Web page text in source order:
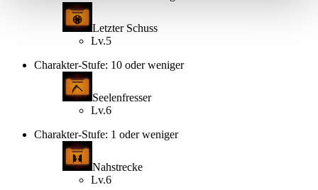
Letzter Schuss
Lv.5
Charakter-Stufe: 10 oder weniger
Seelenfresser
Lv.6
Charakter-Stufe: 1 oder weniger
Nahstrecke
Lv.6